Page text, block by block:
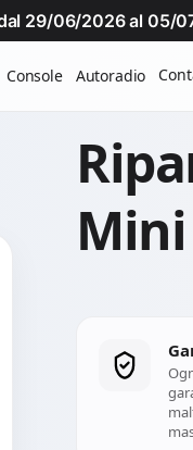
29/06/2026 al 05/
Console Autoradio
Mini